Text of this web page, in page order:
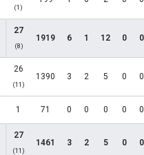
(1)
27
(8)
1919 6 1 12 0 0
26
(11)
1390 3 2 5 0 0
1 71 0 0 0 0 0
27
(11)
1461 3 2 5 0 0